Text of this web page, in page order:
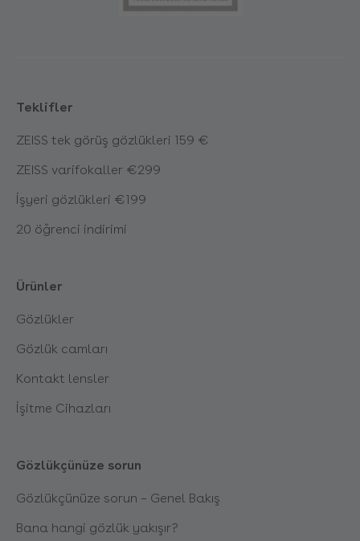
Teklifler
ZEISS tek görüş gözlükleri 159 €
ZEISS varifokaller €299
İşyeri gözlükleri €199
20 öğrenci indirimi
Ürünler
Gözlükler
Gözlük camları
Kontakt lensler
İşitme Cihazları
Gözlükçünüze sorun
Gözlükçünüze sorun – Genel Bakış
Bana hangi gözlük yakışır?